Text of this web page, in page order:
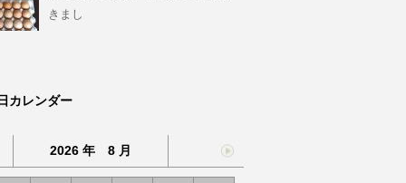
きまし
カレンダー
2026 年 8 月